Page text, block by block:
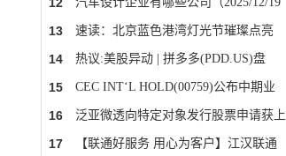
13 速读：北京蓝色港湾灯光节璀璨点亮
14 热议:美股异动 | 拼多多(PDD.US)盘
15 CEC INT‘L HOLD(00759)公布中期业
16 泛亚微透向特定对象发行股票申请获上
17 【联通好服务 用心为客户】江汉联通